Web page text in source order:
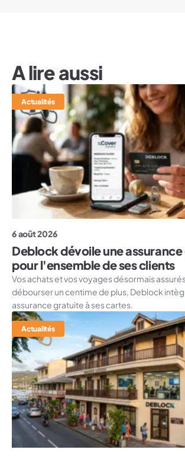
A lire aussi
Actualités
6 août 2026
Deblock dévoile une
pour l'ensemble de ses clients
Vos achats et vos voyages désormais
débourser un centime de plus, Deblock
assurance gratuite à ses cartes.
Actualités